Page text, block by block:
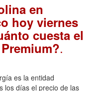
en
hoy viernes
cuesta el
.
es la entidad
los días el precio de las